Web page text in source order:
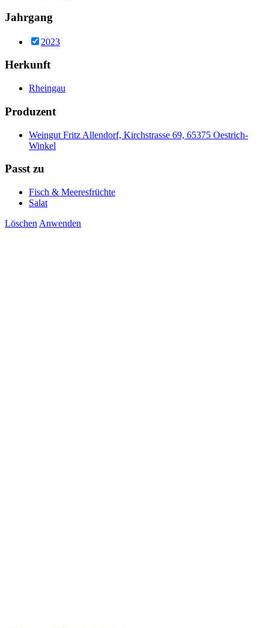
Jahrgang
2023
Herkunft
Rheingau
Produzent
Weingut Fritz Allendorf, Kirchstrasse 69, 65375 Oestrich-
Winkel
Passt zu
Fisch & Meeresfrüchte
Salat
Löschen Anwenden